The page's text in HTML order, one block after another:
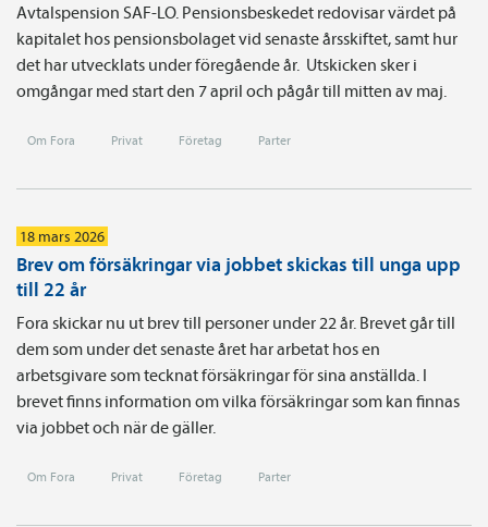
Avtalspension SAF-LO. Pensionsbeskedet redovisar värdet på
kapitalet hos pensionsbolaget vid senaste årsskiftet, samt hur
det har utvecklats under föregående år. Utskicken sker i
omgångar med start den 7 april och pågår till mitten av maj.
Om Fora Privat Företag Parter
18 mars 2026
Brev om försäkringar via jobbet skickas till unga upp
till 22 år
Fora skickar nu ut brev till personer under 22 år. Brevet går till
dem som under det senaste året har arbetat hos en
arbetsgivare som tecknat försäkringar för sina anställda. I
brevet finns information om vilka försäkringar som kan finnas
via jobbet och när de gäller.
Om Fora Privat Företag Parter